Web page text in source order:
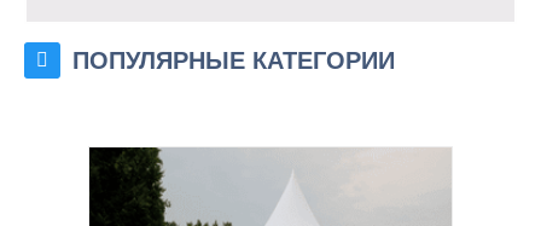
ПОПУЛЯРНЫЕ КАТЕГОРИИ